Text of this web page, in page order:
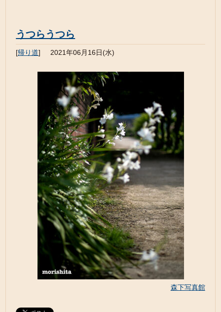
うつらうつら
[帰り道] 2021年06月16日(水)
森下写真館